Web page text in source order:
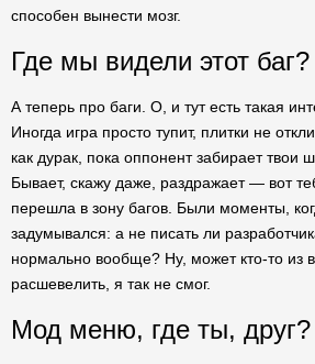
способен вынести мозг.
Где мы видели этот баг?
А теперь про баги. О, и тут есть такая
Иногда игра просто тупит, плитки не
как дурак, пока оппонент забирает твои
Бывает, скажу даже, раздражает — вот
перешла в зону багов. Были моменты,
задумывался: а не писать ли
нормально вообще? Ну, может кто-то из
расшевелить, я так не смог.
Мод меню, где ты, друг?